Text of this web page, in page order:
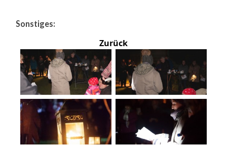
Sonstiges:
Zurück